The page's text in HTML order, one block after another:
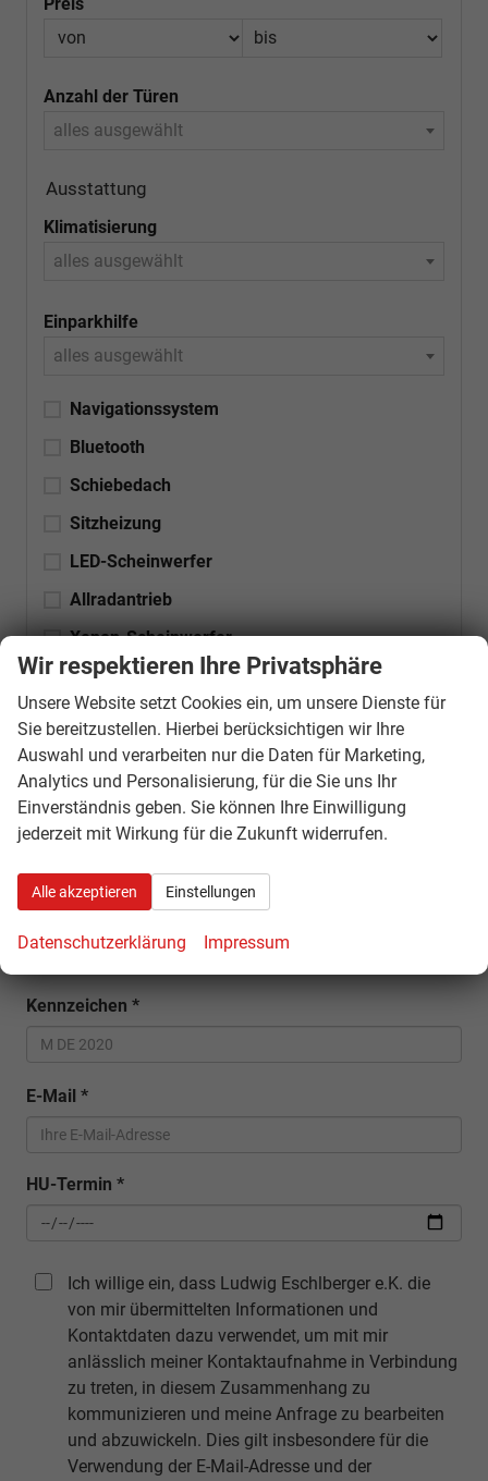
Anzahl der Türen
alles ausgewählt
Ausstattung
Klimatisierung
alles ausgewählt
Einparkhilfe
alles ausgewählt
Navigationssystem
Bluetooth
Schiebedach
Sitzheizung
LED-Scheinwerfer
Allradantrieb
Xenon-Scheinwerfer
Tempomat automatisch (ACC)
Anhängerkupplung
Keine Ergebnisse
zurücksetzen
Anmelden
Kennzeichen *
E-Mail *
HU-Termin *
Ich willige ein, dass Ludwig Eschlberger e.K. die
von mir übermittelten Informationen und
Kontaktdaten dazu verwendet, um mit mir
anlässlich meiner Kontaktaufnahme in Verbindung
zu treten, in diesem Zusammenhang zu
kommunizieren und meine Anfrage zu bearbeiten
und abzuwickeln. Dies gilt insbesondere für die
Verwendung der E-Mail-Adresse und der
Wir respektieren Ihre Privatsphäre
Unsere Website setzt Cookies ein, um unsere Dienste für
Sie bereitzustellen. Hierbei berücksichtigen wir Ihre
Auswahl und verarbeiten nur die Daten für Marketing,
Analytics und Personalisierung, für die Sie uns Ihr
Einverständnis geben. Sie können Ihre Einwilligung
jederzeit mit Wirkung für die Zukunft widerrufen.
Alle akzeptieren Einstellungen
Datenschutzerklärung Impressum